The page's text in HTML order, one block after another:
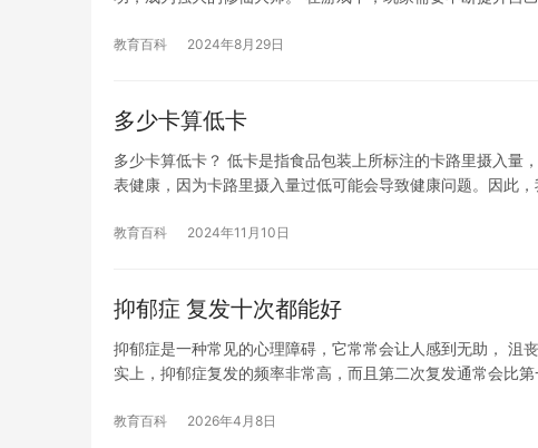
教育百科 2024年8月29日
多少卡算低卡
多少卡算低卡？ 低卡是指食品包装上所标注的卡路里摄入量
表健康，因为卡路里摄入量过低可能会导致健康问题。因此
教育百科 2024年11月10日
抑郁症 复发十次都能好
抑郁症是一种常见的心理障碍，它常常会让人感到无助， 沮
实上，抑郁症复发的频率非常高，而且第二次复发通常会比
教育百科 2026年4月8日